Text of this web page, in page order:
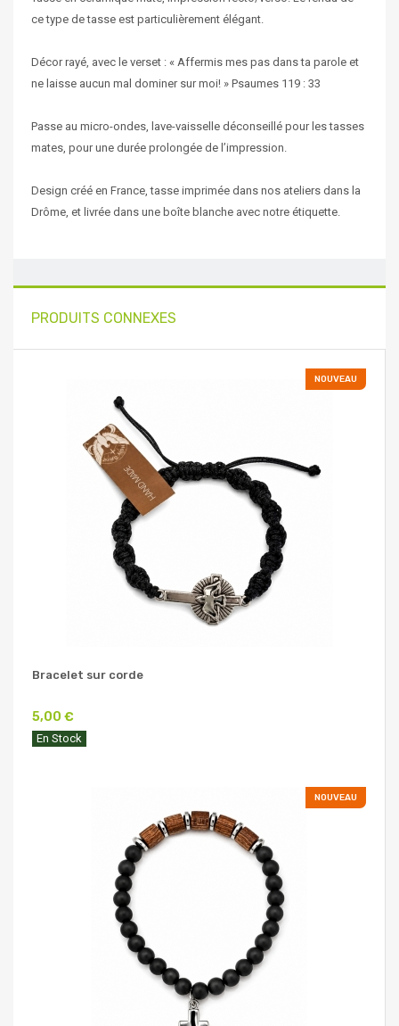
ce type de tasse est particulièrement élégant.
Décor rayé, avec le verset : « Affermis mes pas dans ta parole et
ne laisse aucun mal dominer sur moi! » Psaumes 119 : 33
Passe au micro-ondes, lave-vaisselle déconseillé pour les tasses
mates, pour une durée prolongée de l’impression.
Design créé en France, tasse imprimée dans nos ateliers dans la
Drôme, et livrée dans une boîte blanche avec notre étiquette.
PRODUITS CONNEXES
NOUVEAU
Bracelet sur corde
5,00 €
En Stock
NOUVEAU